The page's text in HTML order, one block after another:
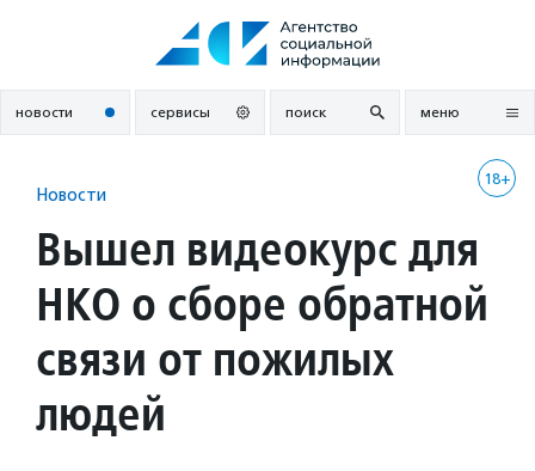
новости сервисы поиск меню
18+
Новости
Вышел видеокурс для
НКО о сборе обратной
связи от пожилых
людей